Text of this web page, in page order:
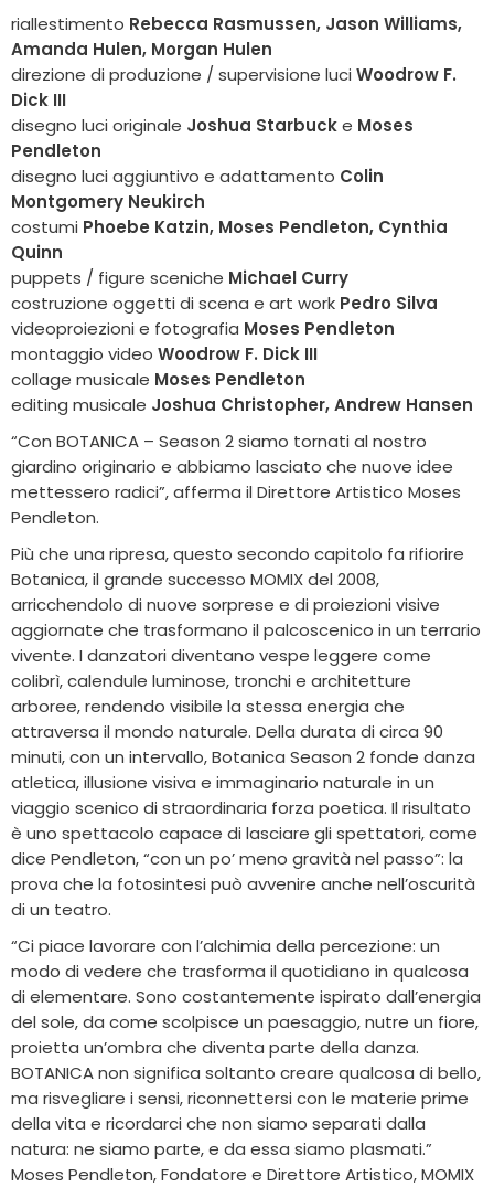
riallestimento Rebecca Rasmussen, Jason Williams,
Amanda Hulen, Morgan Hulen
direzione di produzione / supervisione luci Woodrow F.
Dick III
disegno luci originale Joshua Starbucke Moses
Pendleton
disegno luci aggiuntivo e adattamento Colin
Montgomery Neukirch
costumi Phoebe Katzin, Moses Pendleton, Cynthia
Quinn
puppets / figure sceniche Michael Curry
costruzione oggetti di scena e art work Pedro Silva
videoproiezioni e fotografia Moses Pendleton
montaggio video Woodrow F. Dick III
collage musicale Moses Pendleton
editing musicale Joshua Christopher, Andrew Hansen
“Con BOTANICA – Season 2 siamo tornati al nostro
giardino originario e abbiamo lasciato che nuove idee
mettessero radici”, afferma il Direttore Artistico Moses
Pendleton.
Più che una ripresa, questo secondo capitolo fa rifiorire
Botanica, il grande successo MOMIX del 2008,
arricchendolo di nuove sorprese e di proiezioni visive
aggiornate che trasformano il palcoscenico in un terrario
vivente. I danzatori diventano vespe leggere come
colibrì, calendule luminose, tronchi e architetture
arboree, rendendo visibile la stessa energia che
attraversa il mondo naturale. Della durata di circa 90
minuti, con un intervallo, Botanica Season 2 fonde danza
atletica, illusione visiva e immaginario naturale in un
viaggio scenico di straordinaria forza poetica. Il risultato
è uno spettacolo capace di lasciare gli spettatori, come
dice Pendleton, “con un po’ meno gravità nel passo”: la
prova che la fotosintesi può avvenire anche nell’oscurità
di un teatro.
“Ci piace lavorare con l’alchimia della percezione: un
modo di vedere che trasforma il quotidiano in qualcosa
di elementare. Sono costantemente ispirato dall’energia
del sole, da come scolpisce un paesaggio, nutre un fiore,
proietta un’ombra che diventa parte della danza.
BOTANICA non significa soltanto creare qualcosa di bello,
ma risvegliare i sensi, riconnettersi con le materie prime
della vita e ricordarci che non siamo separati dalla
natura: ne siamo parte, e da essa siamo plasmati.”
Moses Pendleton, Fondatore e Direttore Artistico, MOMIX